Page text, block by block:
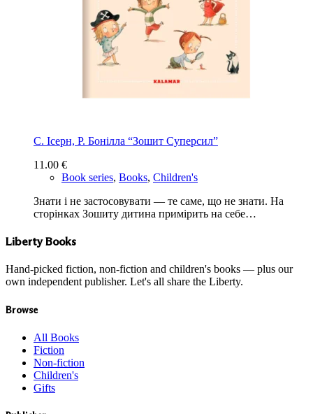
С. Ісерн, Р. Бонiлла “Зошит Суперсил”
11.00 €
Book series, Books, Children's
Знати і не застосовувати — те саме, що не знати. На
сторінках Зошиту дитина примірить на себе…
Liberty Books
Hand-picked fiction, non-fiction and children's books — plus our
own independent publisher. Let's all share the Liberty.
Browse
All Books
Fiction
Non-fiction
Children's
Gifts